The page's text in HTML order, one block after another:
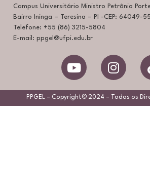
Campus Universitário Ministro Petrônio
Bairro Ininga – Teresina – PI -CEP: 64049-
Telefone: +55 (86) 3215-5804
E-mail: ppgel@ufpi.edu.br
PPGEL – Copyright© 2024 – Todos os